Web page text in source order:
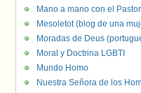
Mano a mano con el Pastor
Mesoletot (blog de una
Moradas de Deus
Moral y Doctrina LGBTI
Mundo Homo
Nuestra Señora de los